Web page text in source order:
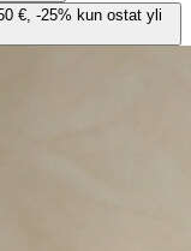
€, -25% kun ostat yli